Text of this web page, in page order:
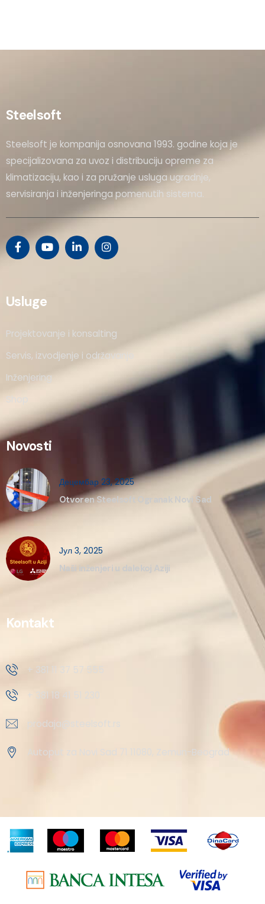
Steelsoft
Steelsoft je kompanija osnovana 1993. godine koja je
specijalizovana za uvoz i distribuciju opreme za
klimatizaciju, kao i za pružanje usluga ugradnje,
servisiranja i inženjeringa pomenutih sistema.
Usluge
Projektovanje i konsalting
Servis, izvodjenje i održavanje
Inženjering
Shop
Novosti
Децембар 23, 2025
Otvoren Steelsoft Ogranak Novi Sad
Јул 3, 2025
Naši inženjeri u dalekoj Aziji
Kontakt
+ 381 11 37 57 555
+ 381 18 41 51 230
prodaja@steelsoft.rs
Autoput za Novi Sad 71 11080, Zemun-Beograd